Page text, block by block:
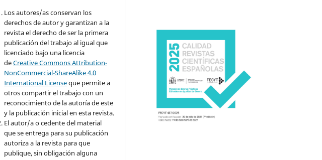
Los autores/as conservan los
derechos de autor y garantizan a la
revista el derecho de ser la primera
publicación del trabajo al igual que
licenciado bajo una licencia
deCreative Commons Attribution-
NonCommercial-ShareAlike 4.0
International Licenseque permite a
otros compartir el trabajo con un
reconocimiento de la autoría de este
y la publicación inicial en esta revista.
El autor/a o cedente del material
que se entrega para su publicación
autoriza a la revista para que
publique, sin obligación alguna